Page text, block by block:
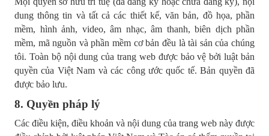
dung thông tin và tất cả các thiết kế, văn bản, đồ họa, phần
mềm, hình ảnh, video, âm nhạc, âm thanh, biên dịch phần
mềm, mã nguồn và phần mềm cơ bản đều là tài sản của chúng
tôi. Toàn bộ nội dung của trang web được bảo vệ bởi luật bản
quyền của Việt Nam và các công ước quốc tế. Bản quyền đã
được bảo lưu.
8. Quyền pháp lý
Các điều kiện, điều khoản và nội dung của trang web này được